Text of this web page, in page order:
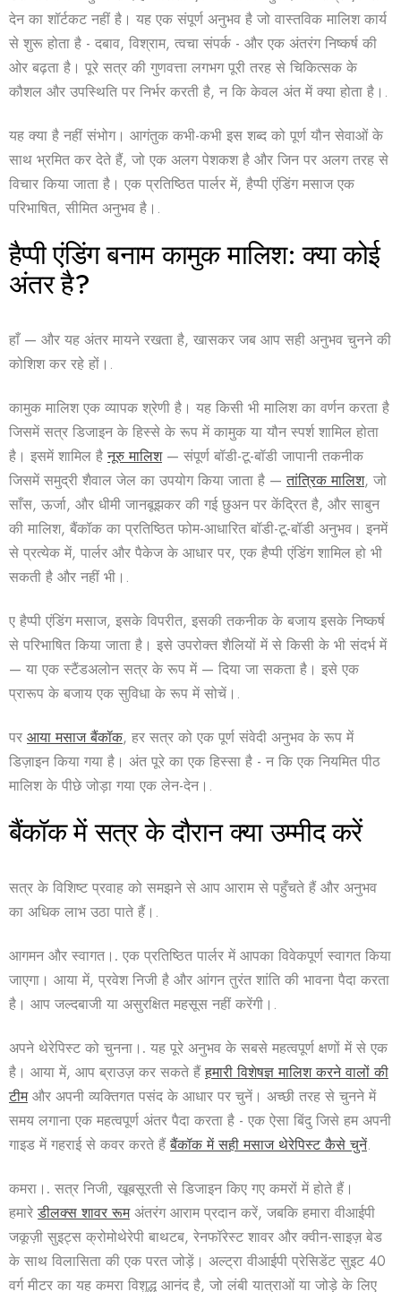
देन का शॉर्टकट नहीं है। यह एक संपूर्ण अनुभव है जो वास्तविक मालिश कार्य
से शुरू होता है - दबाव, विश्राम, त्वचा संपर्क - और एक अंतरंग निष्कर्ष की
ओर बढ़ता है। पूरे सत्र की गुणवत्ता लगभग पूरी तरह से चिकित्सक के
कौशल और उपस्थिति पर निर्भर करती है, न कि केवल अंत में क्या होता है।.
यह क्या है नहींसंभोग। आगंतुक कभी-कभी इस शब्द को पूर्ण यौन सेवाओं के
साथ भ्रमित कर देते हैं, जो एक अलग पेशकश है और जिन पर अलग तरह से
विचार किया जाता है। एक प्रतिष्ठित पार्लर में, हैप्पी एंडिंग मसाज एक
परिभाषित, सीमित अनुभव है।.
हैप्पी एंडिंग बनाम कामुक मालिश: क्या कोई
अंतर है?
हाँ — और यह अंतर मायने रखता है, खासकर जब आप सही अनुभव चुनने की
कोशिश कर रहे हों।.
कामुक मालिशएक व्यापक श्रेणी है। यह किसी भी मालिश का वर्णन करता है
जिसमें सत्र डिजाइन के हिस्से के रूप में कामुक या यौन स्पर्श शामिल होता
है। इसमें शामिल हैनूरु मालिश— संपूर्ण बॉडी-टू-बॉडी जापानी तकनीक
जिसमें समुद्री शैवाल जेल का उपयोग किया जाता है —तांत्रिक मालिश, जो
साँस, ऊर्जा, और धीमी जानबूझकर की गई छुअन पर केंद्रित है, और साबुन
की मालिश, बैंकॉक का प्रतिष्ठित फोम-आधारित बॉडी-टू-बॉडी अनुभव। इनमें
से प्रत्येक में, पार्लर और पैकेज के आधार पर, एक हैप्पी एंडिंग शामिल हो भी
सकती है और नहीं भी।.
ए हैप्पी एंडिंग मसाज, इसके विपरीत, इसकी तकनीक के बजाय इसके निष्कर्ष
से परिभाषित किया जाता है। इसे उपरोक्त शैलियों में से किसी के भी संदर्भ में
— या एक स्टैंडअलोन सत्र के रूप में — दिया जा सकता है। इसे एक
प्रारूप के बजाय एक सुविधा के रूप में सोचें।.
पर आया मसाज बैंकॉक, हर सत्र को एक पूर्ण संवेदी अनुभव के रूप में
डिज़ाइन किया गया है। अंत पूरे का एक हिस्सा है - न कि एक नियमित पीठ
मालिश के पीछे जोड़ा गया एक लेन-देन।.
बैंकॉक में सत्र के दौरान क्या उम्मीद करें
सत्र के विशिष्ट प्रवाह को समझने से आप आराम से पहुँचते हैं और अनुभव
का अधिक लाभ उठा पाते हैं।.
आगमन और स्वागत।. एक प्रतिष्ठित पार्लर में आपका विवेकपूर्ण स्वागत किया
जाएगा। आया में, प्रवेश निजी है और आंगन तुरंत शांति की भावना पैदा करता
है। आप जल्दबाजी या असुरक्षित महसूस नहीं करेंगी।.
अपने थेरेपिस्ट को चुनना।. यह पूरे अनुभव के सबसे महत्वपूर्ण क्षणों में से एक
है। आया में, आप ब्राउज़ कर सकते हैंहमारी विशेषज्ञ मालिश करने वालों की
टीमऔर अपनी व्यक्तिगत पसंद के आधार पर चुनें। अच्छी तरह से चुनने में
समय लगाना एक महत्वपूर्ण अंतर पैदा करता है - एक ऐसा बिंदु जिसे हम अपनी
गाइड में गहराई से कवर करते हैंबैंकॉक में सही मसाज थेरेपिस्ट कैसे चुनें.
कमरा।. सत्र निजी, खूबसूरती से डिजाइन किए गए कमरों में होते हैं।
हमारेडीलक्स शावर रूमअंतरंग आराम प्रदान करें, जबकि हमारा वीआईपी
जकूज़ी सुइट्स क्रोमोथेरेपी बाथटब, रेनफॉरेस्ट शावर और क्वीन-साइज़ बेड
के साथ विलासिता की एक परत जोड़ें। अल्ट्रा वीआईपी प्रेसिडेंट सुइट40
वर्ग मीटर का यह कमरा विशुद्ध आनंद है, जो लंबी यात्राओं या जोड़े के लिए